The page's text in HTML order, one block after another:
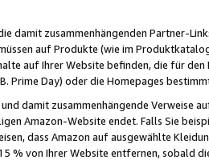
damit zusammenhängenden Partner-
auf Produkte (wie im
auf Ihrer Website befinden, die für
Prime Day) oder die Homepages
und damit zusammenhängende
Amazon-Website endet. Falls Sie
dass Amazon auf ausgewählte
% von Ihrer Website entfernen, sobald